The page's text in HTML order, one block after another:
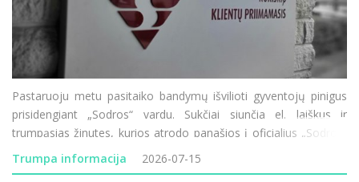
Pastaruoju metu pasitaiko bandymų išvilioti gyventojų pinigus
prisidengiant „Sodros“ vardu. Sukčiai siunčia el. laiškus ir
trumpąsias žinutes, kurios atrodo panašios į oficialius „Sodros“
pranešimus, tačiau jų tikslas – atskleisti prisijungim
Trumpa informacija 2026-07-15